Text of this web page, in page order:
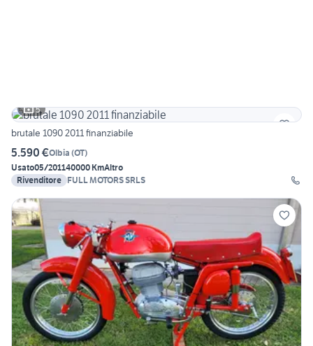
5
brutale 1090 2011 finanziabile
5.590 €Olbia (OT)
Usato05/201140000 KmAltro
Rivenditore FULL MOTORS SRLS